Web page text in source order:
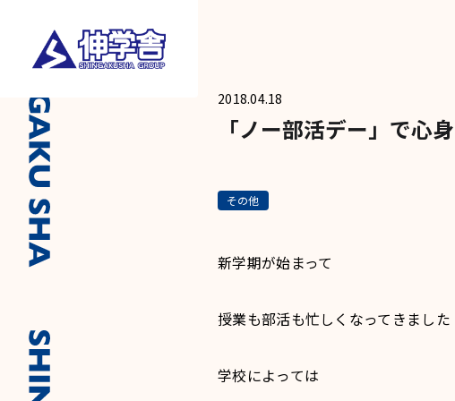
2018.04.18
「ノー部活デー」で心
その他
新学期が始まって
授業も部活も忙しくなってきました
学校によっては